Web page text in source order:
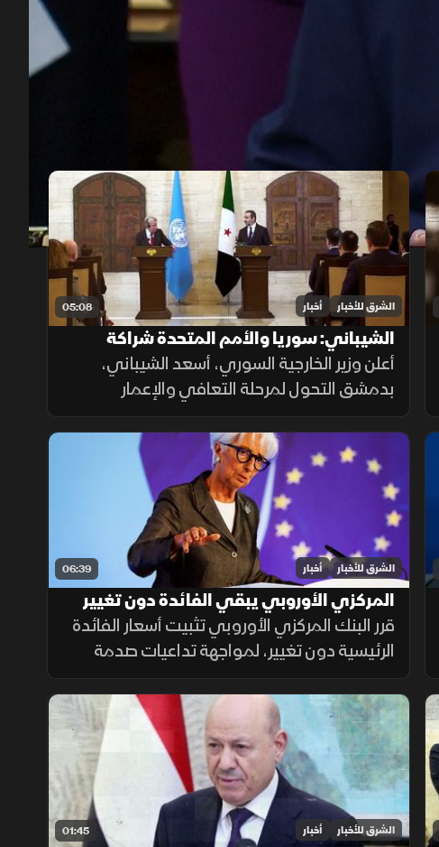
00:12/14:07
05:08 الشرق للأخبار أخبار
الشيباني: سوريا والأمم المتحدة شراكة
جديدة لدعم الاستثمار والتعافي
أعلن وزير الخارجية السوري، أسعد الشيباني،
بدمشق التحول لمرحلة التعافي والإعمار
بالشراكة مع الأمم المتحدة، مطالبا برفع العوائق
الاقتصادية ووقف الانتهاكات الإسرائيلية لضمان
الاستقرار الإقليمي.
06:39 الشرق للأخبار أخبار
المركزي الأوروبي يبقي الفائدة دون تغيير
لضمان استقرار التضخم
قرر البنك المركزي الأوروبي تثبيت أسعار الفائدة
الرئيسية دون تغيير، لمواجهة تداعيات صدمة
أسعار الطاقة وضمان عودة التضخم إلى
مستهدفه البالغ 2.8% وفق منهجية تعتمد على
البيانات الاقتصادية.
01:45 الشرق للأخبار أخبار